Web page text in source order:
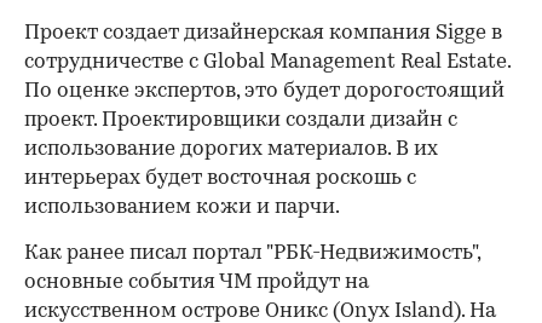
Проект создает дизайнерская компания Sigge в
сотрудничестве с Global Management Real Estate.
По оценке экспертов, это будет дорогостоящий
проект. Проектировщики создали дизайн с
использование дорогих материалов. В их
интерьерах будет восточная роскошь с
использованием кожи и парчи.
Как ранее писал портал "РБК-Недвижимость",
основные события ЧМ пройдут на
искусственном острове Оникс (Onyx Island). На